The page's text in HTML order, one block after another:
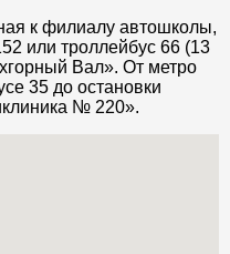
к филиалу автошколы,
или троллейбус 66 (13
Вал». От метро
35 до остановки
№ 220».